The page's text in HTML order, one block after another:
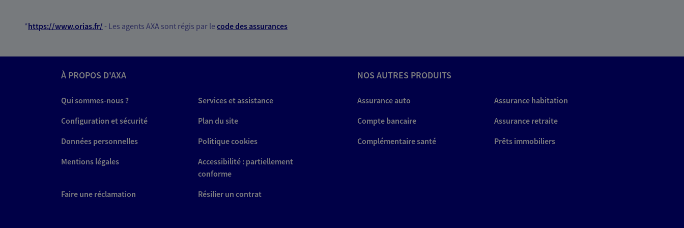
29490 Guipavas
NOUS CONTACTER
VOIR NOTRE SITE WEB
Yann Morvan
Conseiller AXA Epargne et Protection
*https://www.orias.fr/ - Les agents AXA sont régis par lecode des assurances
À PROPOS D'AXA
Qui sommes-nous ?
Services et assistance
Configuration et sécurité
Plan du site
Données personnelles
Politique cookies
Mentions légales
Accessibilité : partiellement
conforme
Faire une réclamation
Résilier un contrat
NOS AUTRES PRODUITS
Assurance auto
Assurance habitation
Compte bancaire
Assurance retraite
Complémentaire santé
Prêts immobiliers